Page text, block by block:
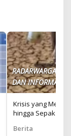
RADARWARGA.ID
DAN INFORMASI
Krisis yang
hingga Sepak Bola
Berita